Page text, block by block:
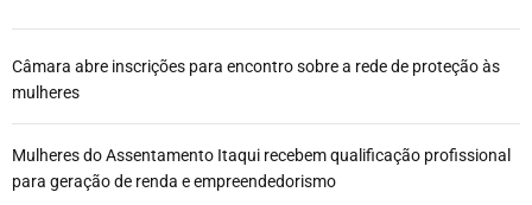
Câmara abre inscrições para encontro sobre a rede de proteção às
mulheres
Mulheres do Assentamento Itaqui recebem qualificação profissional
para geração de renda e empreendedorismo